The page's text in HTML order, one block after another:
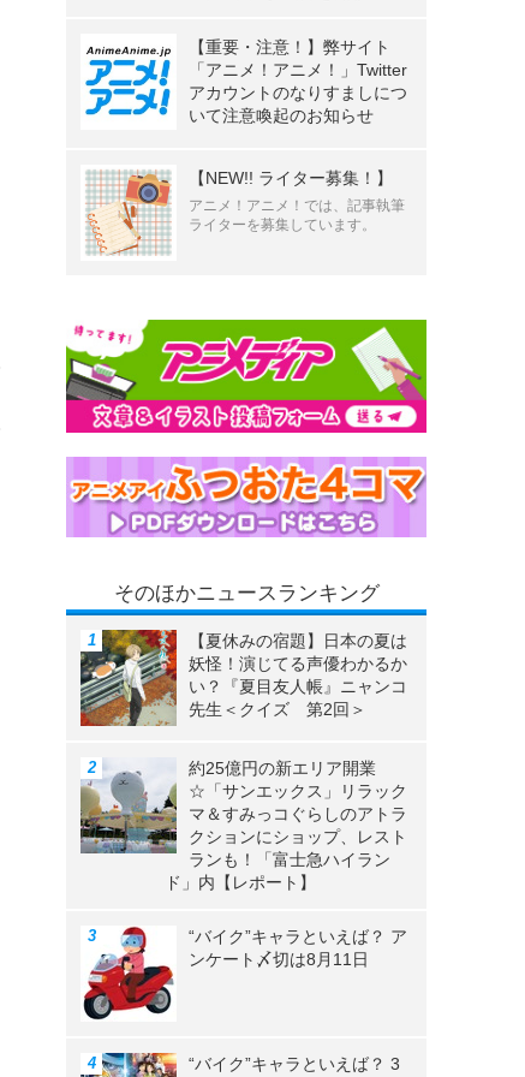
【重要・注意！】弊サイト
「アニメ！アニメ！」Twitter
アカウントのなりすましにつ
いて注意喚起のお知らせ
【NEW!! ライター募集！】
アニメ！アニメ！では、記事執筆
ライターを募集しています。
そのほかニュースランキング
【夏休みの宿題】日本の夏は
妖怪！演じてる声優わかるか
い？『夏目友人帳』ニャンコ
先生＜クイズ 第2回＞
約25億円の新エリア開業
☆「サンエックス」リラック
マ＆すみっコぐらしのアトラ
クションにショップ、レスト
ランも！「富士急ハイラン
ド」内【レポート】
“バイク”キャラといえば？ ア
ンケート〆切は8月11日
“バイク”キャラといえば？ 3